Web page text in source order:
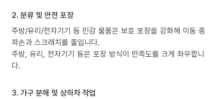
2. 분류 및 안전 포장
주방/유리/전자기기 등 민감 물품은 보호 포장을 강화해 이동 중
파손과 스크래치를 줄입니다.
주방, 유리, 전자기기 등은 포장 방식이 만족도를 크게 좌우합니
다.
3. 가구 분해 및 상하차 작업